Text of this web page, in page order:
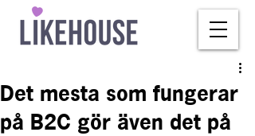
Det mesta som fungerar
på B2C gör även det på